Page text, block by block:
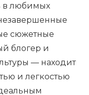
в любимых
сюжетные
блогер и
— находит
и легкостью